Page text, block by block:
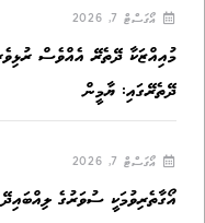
އޯގަސްޓް 7, 2026
މުއިއްޒަކާ ދޭތެރޭ އެއްވެސް
ދޭތެރޭގައި: ޔާމީން
އޯގަސްޓް 7, 2026
އޯގާތެރިވުމަކީ ސުވަރުގެ